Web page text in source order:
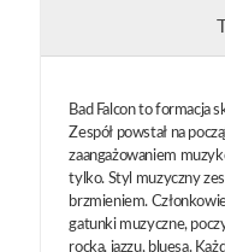
Bad Falcon to formacja
Zespół powstał na
zaangażowaniem
tylko. Styl muzyczny
brzmieniem.
gatunki muzyczne,
rocka, jazzu, bluesa.